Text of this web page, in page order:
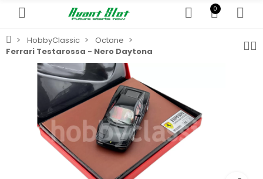
0
HobbyClassic
Octane
Ferrari Testarossa - Nero Daytona